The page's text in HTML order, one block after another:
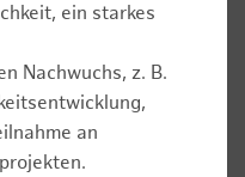
ein starkes
Nachwuchs, z. B.
an